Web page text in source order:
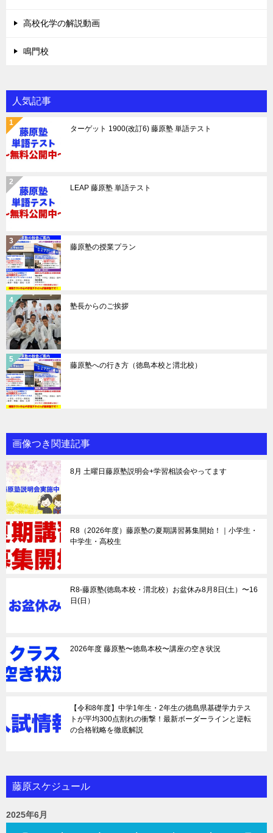
高校化学の解説動画
鳴門校
人気記事
ターゲット 1900(改訂6) 藤原塾 単語テスト
LEAP 藤原塾 単語テスト
藤原塾の授業プラン
塾長からのご挨拶
藤原塾への行き方（徳島本校と渭北校）
画像つき関連記事
8月 土曜日藤原塾説明会+学習相談会やってます
R8（2026年度）藤原塾の夏期講習募集開始！｜小学生・
中学生・高校生
R8-藤原塾(徳島本校・渭北校）お盆休み8月8日(土）〜16
日(日）
2026年度 藤原塾〜徳島本校〜講座の空き状況
【令和8年度】中学1年生・2年生の徳島県基礎学力テス
トが平均300点割れの衝撃！最新ボーダーラインと逆転
の合格戦略を徹底解説
藤原スケジュール
2025年6月